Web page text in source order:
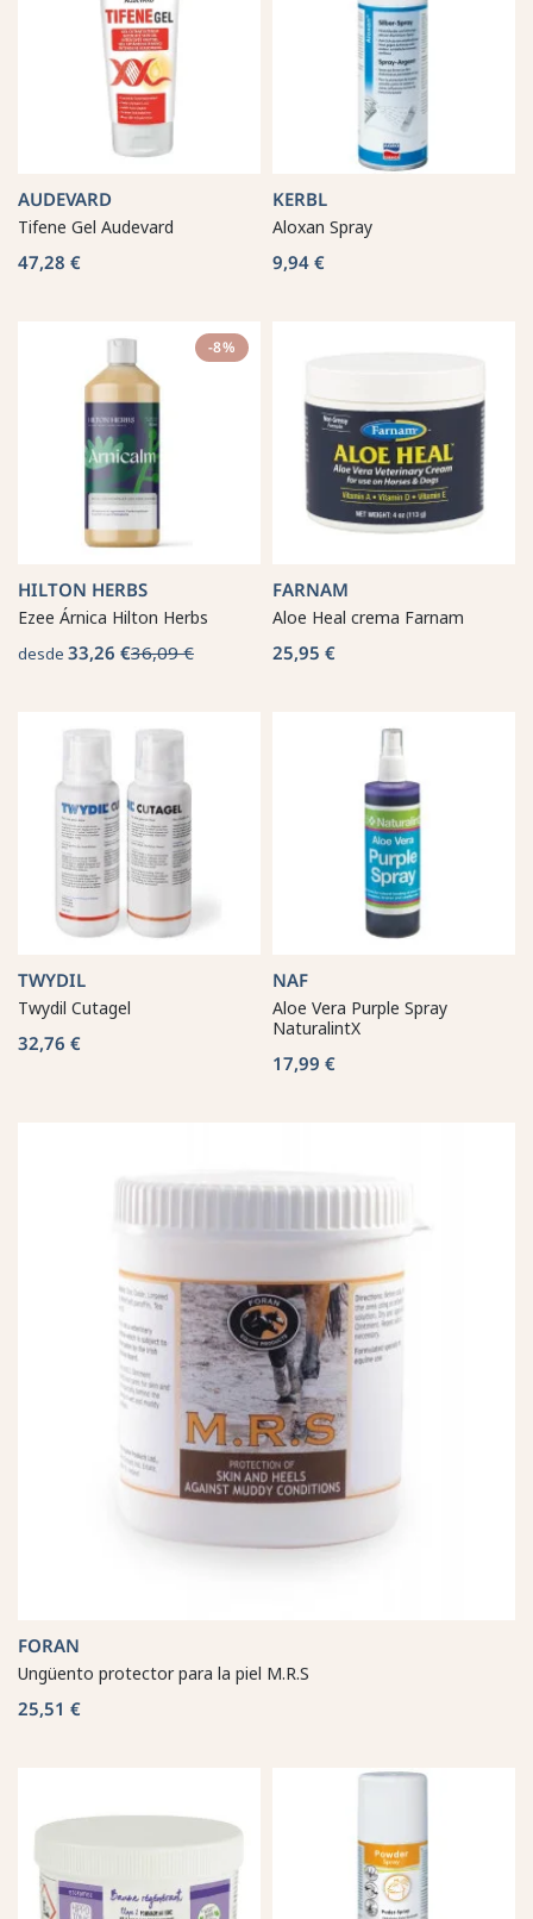
AUDEVARD
Tifene Gel Audevard
47,28 €
KERBL
Aloxan Spray
9,94 €
-8%
HILTON HERBS
Ezee Árnica Hilton Herbs
desde 33,26 €36,09 €
FARNAM
Aloe Heal crema Farnam
25,95 €
TWYDIL
Twydil Cutagel
32,76 €
NAF
Aloe Vera Purple Spray
NaturalintX
17,99 €
FORAN
Ungüento protector para la piel M.R.S
25,51 €